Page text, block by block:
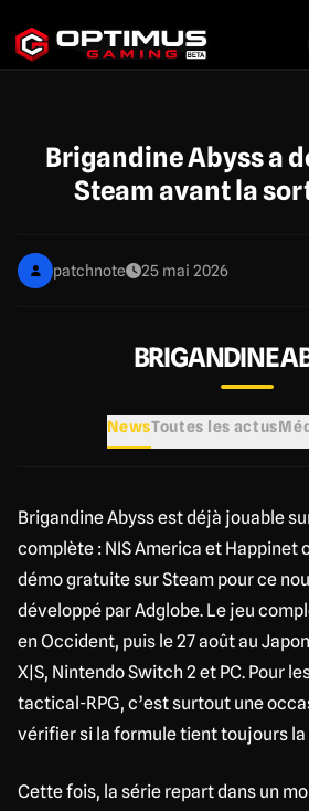
au
contenu
Brigandine Abyss a
Steam avant la
patchnote 25 mai 2026
BRIGANDINE
NewsToutes les actus
Brigandine Abyss est déjà jouable
complète : NIS America et Happinet
démo gratuite sur Steam pour ce
développé par Adglobe. Le jeu
en Occident, puis le 27 août au
X|S, Nintendo Switch 2 et PC. Pour
tactical-RPG, c’est surtout une
vérifier si la formule tient toujours la
Cette fois, la série repart dans un